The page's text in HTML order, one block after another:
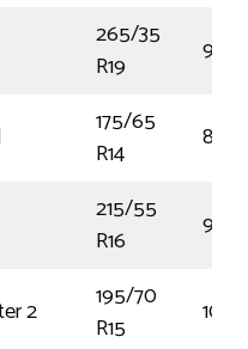
265/35
R19
98Y
175/65
R14
86T
215/55
R16
97W
2
195/70
R15
104R